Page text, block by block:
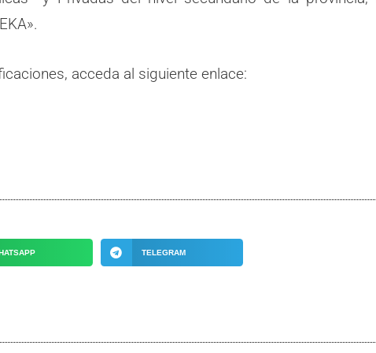
acceda al siguiente enlace:
TELEGRAM